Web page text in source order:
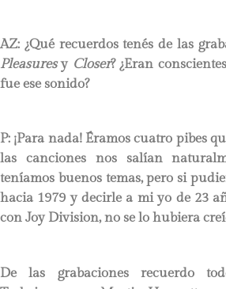
AZ: ¿Qué recuerdos tenés de las
Pleasuresy Closer?¿Eran
fue ese sonido?
P: ¡Para nada! Éramos cuatro pibes
las canciones nos salían
teníamos buenos temas, pero si
hacia 1979 y decirle a mi yo de 23
con Joy Division, no se lo hubiera
De las grabaciones recuerdo